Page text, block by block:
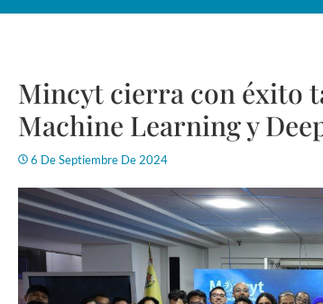
Mincyt cierra con éxito
Machine Learning y
6 De Septiembre De 2024